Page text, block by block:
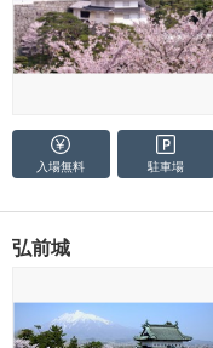
入場無料 駐車場
弘前城